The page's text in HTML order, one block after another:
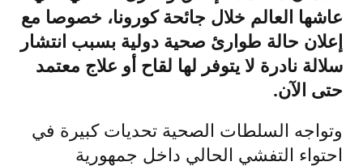
عاشها العالم خلال جائحة كورونا، خصوصا مع
إعلان حالة طوارئ صحية دولية بسبب انتشار
سلالة نادرة لا يتوفر لها لقاح أو علاج معتمد
حتى الآن.
وتواجه السلطات الصحية تحديات كبيرة في
احتواء التفشي الحالي داخل جمهورية